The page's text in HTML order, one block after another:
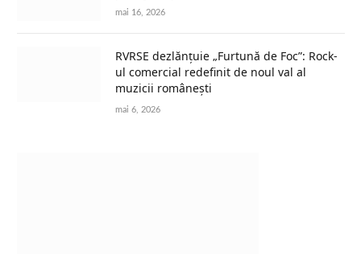
mai 16, 2026
RVRSE dezlănțuie „Furtună de Foc”: Rock-
ul comercial redefinit de noul val al
muzicii românești
mai 6, 2026